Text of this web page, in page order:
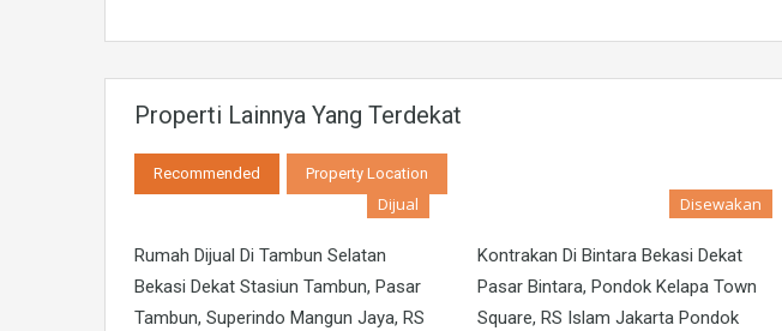
Properti Lainnya Yang Terdekat
Recommended Property Location
Dijual
Rumah Dijual Di Tambun Selatan
Bekasi Dekat Stasiun Tambun, Pasar
Tambun, Superindo Mangun Jaya, RS
Disewakan
Kontrakan Di Bintara Bekasi Dekat
Pasar Bintara, Pondok Kelapa Town
Square, RS Islam Jakarta Pondok